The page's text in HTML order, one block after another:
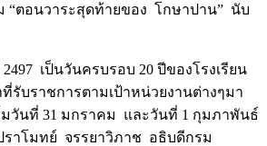
“ตอนวาระสุดท้ายของ โกษาปาน” นับ
เป็นวันครบรอบ 20 ปีของโรงเรียน
รับราชการตามเป้าหน่วยงานต่างๆมา
มวันที่ 31 มกราคม และวันที่ 1 กุมภาพันธ์
ราโมทย์ จรรยาวิภาช อธิบดีกรม